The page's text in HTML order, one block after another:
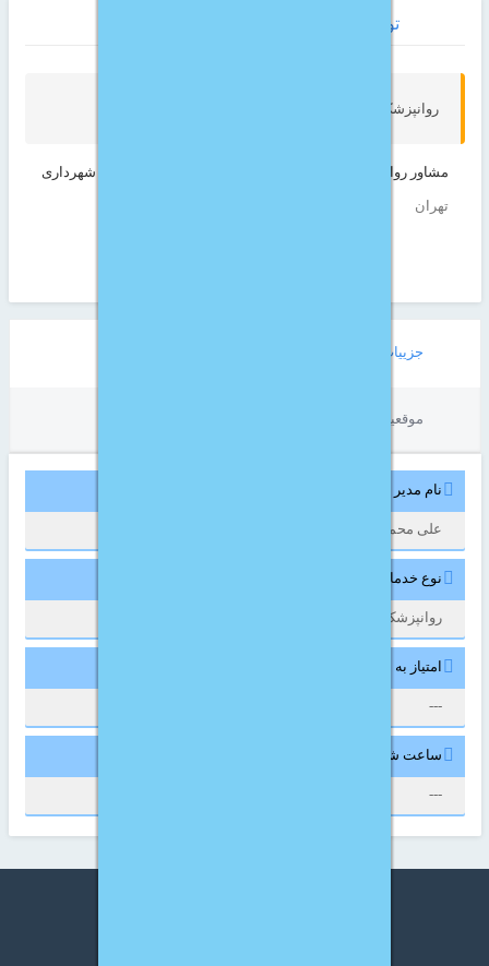
توضیحات کوتاه
روانپزشک
مشاور روانپزشک دکتر علی محمد عبدلیان واقع در منطقه 15 شهرداری
تهران
دارالشفا امام حسن مجتبی - خیریه - نوار قلب
جزییات خاص
موقعیت
نام مدیر مسئول/ریاست :
علی محمد عبدلیان
نوع خدمات مشاوره :
روانپزشک
امتیاز به مرکز مشاوره از 5 :
---
ساعت شروع به کار :
---